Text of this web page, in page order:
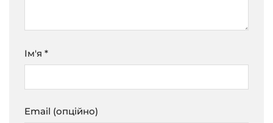
Ім'я *
Email (опційно)